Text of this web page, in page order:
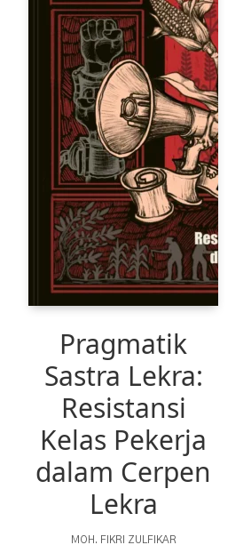
Pragmatik
Sastra Lekra:
Resistansi
Kelas Pekerja
dalam Cerpen
Lekra
MOH. FIKRI ZULFIKAR